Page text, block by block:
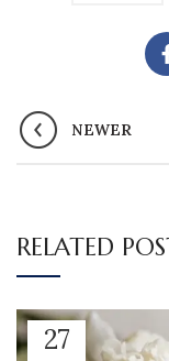
NEWER
RELATED
27